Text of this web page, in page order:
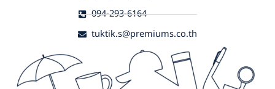
094-293-6164
tuktik.s@premiums.co.th